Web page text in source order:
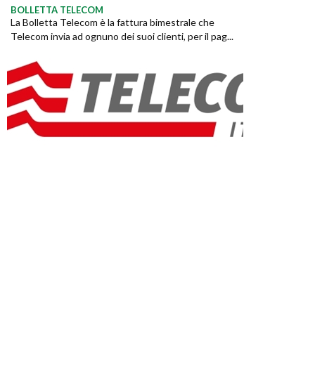
BOLLETTA TELECOM
La Bolletta Telecom è la fattura bimestrale che
Telecom invia ad ognuno dei suoi clienti, per il pag...